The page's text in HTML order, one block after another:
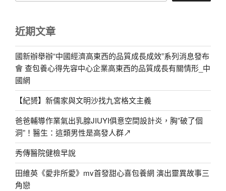
近期文章
國新辦舉辦“中國經濟高東西的品質成長成效”系列消息發布
會 查包養心得先容中心企業高東西的品質成長有關情形_中
國網
【紀赟】新儒家與文明沙找九宮格文主義
爸爸輔導作業氣出乳腺JIUYI俱意空間設計炎，胸”破了個
洞”！醫生：這類男性是高發人群↗
秀傳醫院健檢早說
田維英《愛非所愛》mv首發甜心喜包養網 演出靈異故事三
角戀